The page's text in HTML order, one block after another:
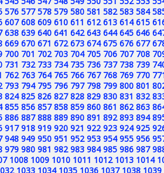
576 577 578 579 580 581 582 583 584
607 608 609 610 611 612 613 614 615
638 639 640 641 642 643 644 645 646
669 670 671 672 673 674 675 676 677
700 701 702 703 704 705 706 707 708
731 732 733 734 735 736 737 738 739
762 763 764 765 766 767 768 769 770
793 794 795 796 797 798 799 800 801
824 825 826 827 828 829 830 831 832
855 856 857 858 859 860 861 862 863
886 887 888 889 890 891 892 893 894
917 918 919 920 921 922 923 924 925
948 949 950 951 952 953 954 955 956
979 980 981 982 983 984 985 986 987
1008 1009 1010 1011 1012 1013 1014
1033 1034 1035 1036 1037 1038 1039